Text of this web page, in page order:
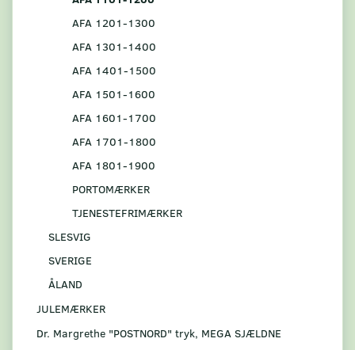
AFA 1201-1300
AFA 1301-1400
AFA 1401-1500
AFA 1501-1600
AFA 1601-1700
AFA 1701-1800
AFA 1801-1900
PORTOMÆRKER
TJENESTEFRIMÆRKER
SLESVIG
SVERIGE
ÅLAND
JULEMÆRKER
Dr. Margrethe "POSTNORD" tryk, MEGA SJÆLDNE